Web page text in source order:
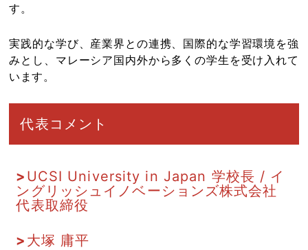
す。
実践的な学び、産業界との連携、国際的な学習環境を強
みとし、マレーシア国内外から多くの学生を受け入れて
います。
代表コメント
UCSI University in Japan 学校長 / イ
ングリッシュイノベーションズ株式会社
代表取締役
大塚 庸平